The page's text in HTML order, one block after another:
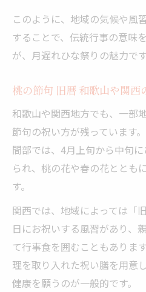
このように、地域の気候や風
することで、伝統行事の意味
が、月遅れひな祭りの魅力です
桃の節句 旧暦 和歌山や関西
和歌山や関西地方でも、一部
節句の祝い方が残っています
間部では、4月上旬から中旬
られ、桃の花や春の花ととも
す。
関西では、地域によっては「
日にお祝いする風習があり、
て行事食を囲むこともありま
理を取り入れた祝い膳を用意
健康を願うのが一般的です。